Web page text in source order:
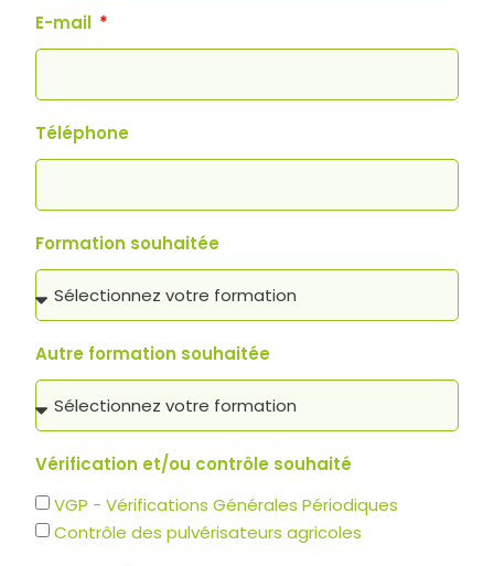
E-mail
Téléphone
Formation souhaitée
Autre formation souhaitée
Vérification et/ou contrôle souhaité
VGP - Vérifications Générales Périodiques
Contrôle des pulvérisateurs agricoles